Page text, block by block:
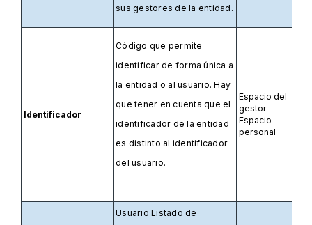
sus gestores de la entidad.
Identificador
Código que permite
identificar de forma única a
la entidad o al usuario. Hay
que tener en cuenta que el
identificador de la entidad
es distinto al identificador
del usuario.
Espacio del
gestor
Espacio
personal
Usuario Listado de